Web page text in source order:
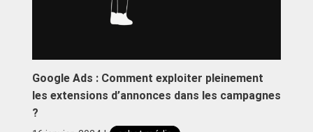
Google Ads : Comment exploiter pleinement
les extensions d’annonces dans les campagnes
?